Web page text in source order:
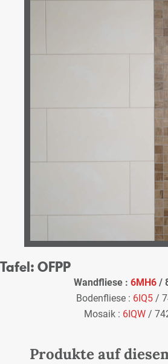
Tafel: OFPP
Wandfliese : 6MH6/
Bodenfliese : 6IQ5 /
Mosaik : 6IQW/
Produkte auf